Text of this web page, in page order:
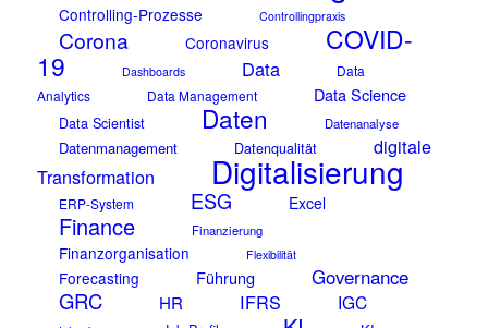
Controlling-Prozesse Controllingpraxis
Corona Coronavirus COVID-
19 Dashboards Data
Data
Analytics
Data Management Data Science
Data Scientist Daten Datenanalyse
Datenmanagement Datenqualität
digitale
Transformation
Digitalisierung
ERP-System ESG Excel
Finance Finanzierung
Finanzorganisation Flexibilität
Forecasting Führung Governance
GRC HR IFRS IGC